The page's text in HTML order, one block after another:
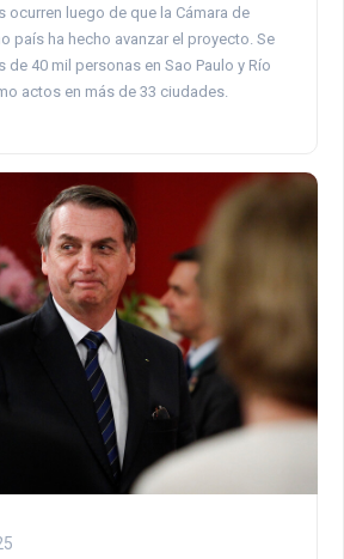
ocurren luego de que la Cámara de
país ha hecho avanzar el proyecto. Se
de 40 mil personas en Sao Paulo y Río
actos en más de 33 ciudades.